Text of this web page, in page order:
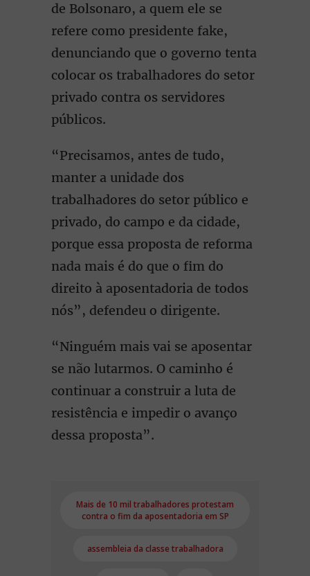
de Bolsonaro, a quem ele se
refere como presidente fake,
denunciando que o governo tenta
colocar os trabalhadores do setor
privado contra os servidores
públicos.
“Precisamos, antes de tudo,
manter a unidade dos
trabalhadores do setor público e
privado, do campo e da cidade,
porque essa proposta de reforma
nada mais é do que o fim do
direito à aposentadoria de todos
nós”, defendeu o dirigente.
“Ninguém mais vai se aposentar
se não lutarmos. O caminho é
continuar a construir a luta de
resistência e impedir o avanço
dessa proposta”.
Mais de 10 mil trabalhadores protestam
contra o fim da aposentadoria em SP
assembleia da classe trabalhadora